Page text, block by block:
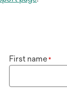
First name*